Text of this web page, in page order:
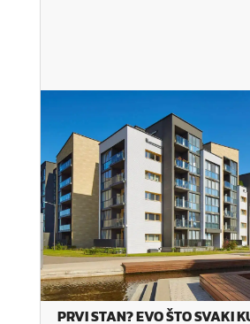
PRVI STAN? EVO ŠTO SVAKI